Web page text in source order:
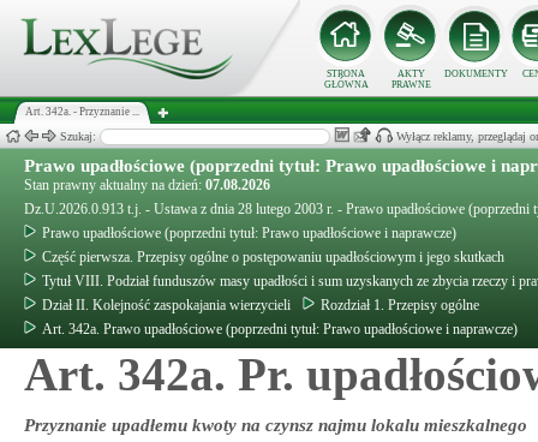
STRONA
GŁÓWNA
AKTY
PRAWNE
DOKUMENTY
Art. 342a. - Przyznanie ...
Szukaj: Wyłącz reklamy, przeglądaj
Prawo upadłościowe (poprzedni tytuł: Prawo upadłościowe i
Stan prawny aktualny na dzień: 07.08.2026
Dz.U.2026.0.913 t.j. - Ustawa z dnia 28 lutego 2003 r. - Prawo upadłościowe (poprzedni
Prawo upadłościowe (poprzedni tytuł: Prawo upadłościowe i naprawcze)
Część pierwsza. Przepisy ogólne o postępowaniu upadłościowym i jego skutkach
Tytuł VIII. Podział funduszów masy upadłości i sum uzyskanych ze zbycia rzeczy i
Dział II. Kolejność zaspokajania wierzycieli
Rozdział 1. Przepisy ogólne
Art. 342a. Prawo upadłościowe (poprzedni tytuł: Prawo upadłościowe i naprawcze)
Art. 342a. Pr.
Przyznanie upadłemu kwoty na czynsz najmu lokalu mieszkalnego